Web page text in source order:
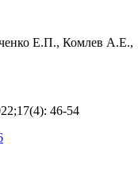
Е.П., Комлев А.Е.,
46‑54